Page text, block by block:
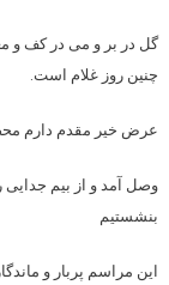
گل در بر و می در
چنین روز غلام است.
عرض خیر مقدم دارم
وصل آمد و از بیم
بنشستیم
این مراسم پربار و